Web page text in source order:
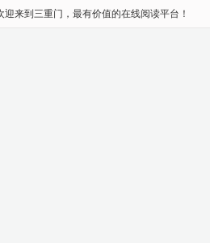
迎来到三重门，最有价值的在线阅读平台！